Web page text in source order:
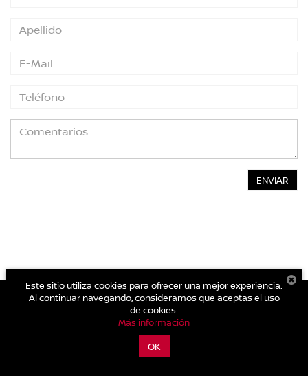
| Nissan Autocom San Juan del Río|Av. Central No. 26, San
Contáctanos |
Este sitio utiliza cookies para ofrecer una mejor experiencia.
Al continuar navegando, consideramos que aceptas el uso
de cookies.
Más información
OK